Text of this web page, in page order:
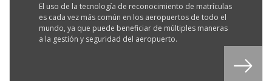
El uso de la tecnología de reconocimiento de matrículas
es cada vez más común en los aeropuertos de todo el
mundo, ya que puede beneficiar de múltiples maneras
a la gestión y seguridad del aeropuerto.